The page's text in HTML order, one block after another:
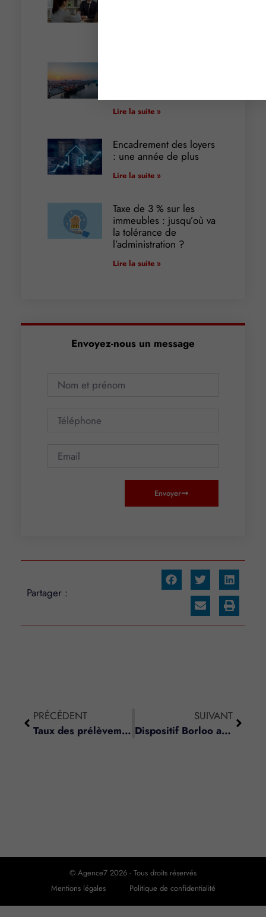
Lire la suite »
Encadrement des loyers
: une année de plus
Lire la suite »
Taxe de 3 % sur les
immeubles : jusqu’où va
la tolérance de
l’administration ?
Lire la suite »
Envoyez-nous un message
Envoyer
Partager :
PRÉCÉDENT
Taux des prélèvements sociaux
SUIVANT
Dispositif Borloo ancien – Plafonds de loyer et de ressources
© Agence7 2026 - Tous droits réservés
Mentions légales
Politique de confidentialité